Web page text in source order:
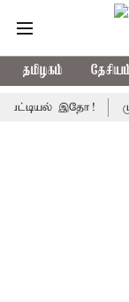
தமிழகம்
இதோ! முதல்-